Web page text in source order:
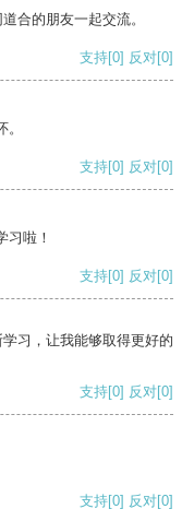
合的朋友一起交流。
支持[0] 反对[0]
支持[0] 反对[0]
习啦！
支持[0] 反对[0]
习，让我能够取得更好的
支持[0] 反对[0]
支持[0] 反对[0]